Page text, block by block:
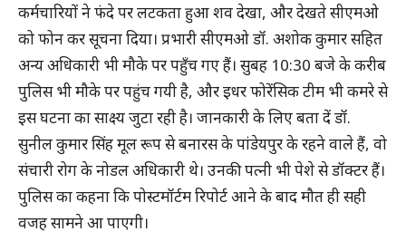
कर्मचारियों ने फंदे पर लटकता हुआ शव देखा, और देखते सीएमओ
को फोन कर सूचना दिया। प्रभारी सीएमओ डॉ. अशोक कुमार सहित
अन्य अधिकारी भी मौके पर पहुँच गए हैं। सुबह 10:30 बजे के करीब
पुलिस भी मौके पर पहुंच गयी है, और इधर फोरेंसिक टीम भी कमरे से
इस घटना का साक्ष्य जुटा रही है। जानकारी के लिए बता दें डॉ.
सुनील कुमार सिंह मूल रूप से बनारस के पांडेयपुर के रहने वाले हैं, वो
संचारी रोग के नोडल अधिकारी थे। उनकी पत्नी भी पेशे से डॉक्टर हैं।
पुलिस का कहना कि पोस्टमॉर्टम रिपोर्ट आने के बाद मौत ही सही
वजह सामने आ पाएगी।